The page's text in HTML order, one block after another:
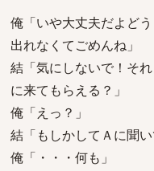
俺「いや大丈夫だよど
出れなくてごめんね」
結「気にしないで！そ
に来てもらえる？」
俺「えっ？」
結「もしかしてＡに聞い
俺「・・・何も」